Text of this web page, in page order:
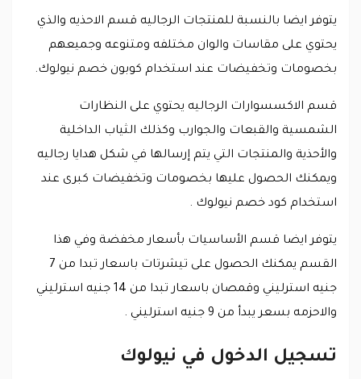
يتوفر ايضا بالنسبة للمنتجات الرجاليه قسم الاحذيه والذي
يحتوي على مقاسات والوان مختلفه ومتنوعه وجميعهم
بخصومات وتخفيضات عند استخدام كوبون خصم نيولوك.
قسم الاكسسوارات الرجاليه يحتوي على النظارات
الشمسية والقبعات والجوارب وكذلك الثياب الداخلية
والأحذية والمنتجات التي يتم إرسالها في شكل هدايا رجاليه
ويمكنك الحصول عليها بخصومات وتخفيضات كبرى عند
استخدام كود خصم نيولوك .
يتوفر ايضا قسم الأساسيات بأسعار مخفضة وفي هذا
القسم يمكنك الحصول على تيشرتات باسعار تبدا من 7
جنيه استرليني وقمصان باسعار تبدا من 14 جنيه استرليني
والاحزمه بسعر يبدأ من 9 جنيه استرليني .
تسجيل الدخول في نيولوك